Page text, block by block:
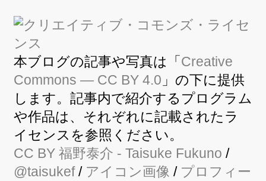
本ブログの記事や写真は「Creative
Commons — CC BY 4.0 」の下に提供
します。記事内で紹介するプログラム
や作品は、それぞれに記載されたラ
イセンスを参照ください。
CC BY 福野泰介 - Taisuke Fukuno /
@taisukef/ アイコン画像 / プロフィー